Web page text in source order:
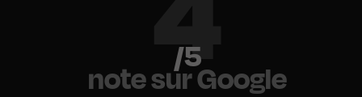
/5
note sur Google